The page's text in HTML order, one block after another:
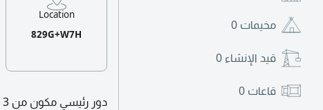
مخيمات 0
قيد الإنشاء 0
قاعات 0
Location
829G+W7H